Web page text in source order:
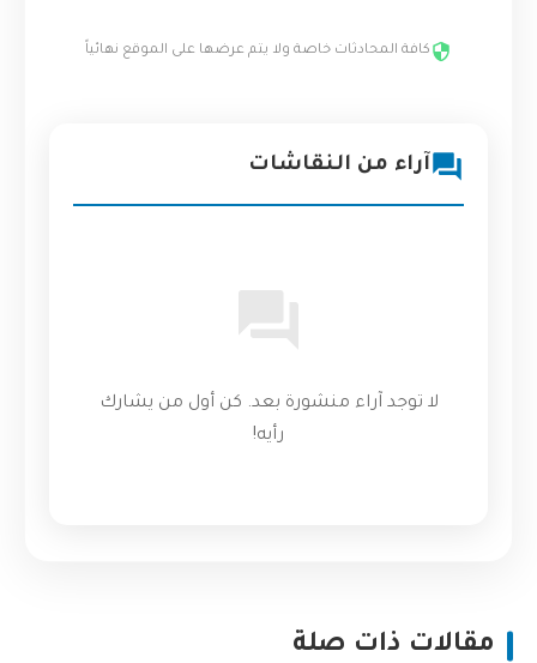
كافة المحادثات خاصة ولا يتم عرضها على الموقع نهائياً
آراء من النقاشات
لا توجد آراء منشورة بعد. كن أول من يشارك
رأيه!
مقالات ذات صلة